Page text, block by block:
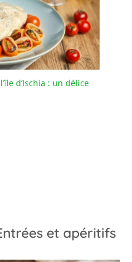
d’Ischia : un délice
et apéritifs